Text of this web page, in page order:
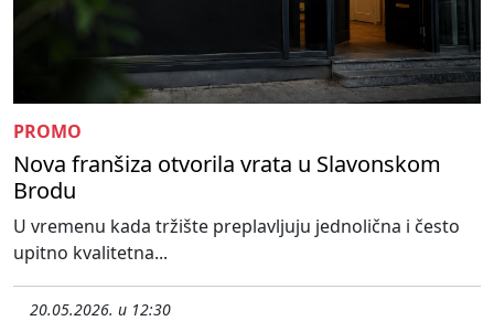
PROMO
Nova franšiza otvorila vrata u Slavonskom
Brodu
U vremenu kada tržište preplavljuju jednolična i često
upitno kvalitetna...
20.05.2026. u 12:30